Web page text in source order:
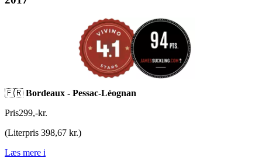
🇫🇷 Bordeaux - Pessac-Léognan
Pris299,-kr.
(Literpris 398,67 kr.)
Læs mere i